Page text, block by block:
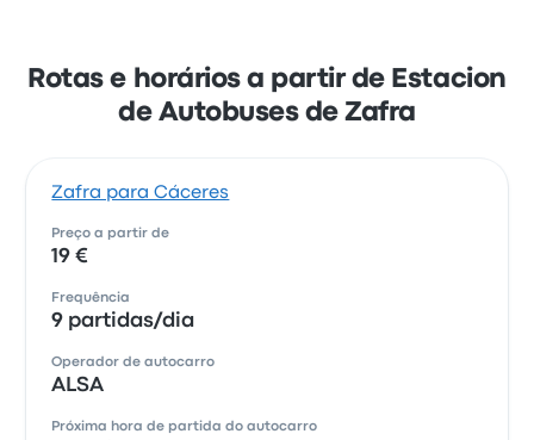
Rotas e horários a partir de Estacion
de Autobuses de Zafra
Zafra para Cáceres
Preço a partir de
19 €
Frequência
9 partidas/dia
Operador de autocarro
ALSA
Próxima hora de partida do autocarro